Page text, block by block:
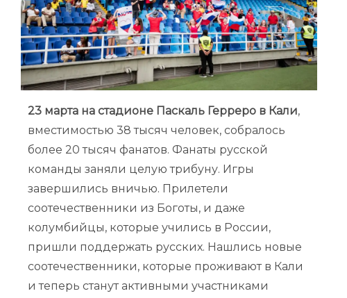
23 марта на стадионе Паскаль Герреро в Кали,
вместимостью 38 тысяч человек, собралось
более 20 тысяч фанатов. Фанаты русской
команды заняли целую трибуну. Игры
завершились вничью. Прилетели
соотечественники из Боготы, и даже
колумбийцы, которые учились в России,
пришли поддержать русских. Нашлись новые
соотечественники, которые проживают в Кали
и теперь станут активными участниками